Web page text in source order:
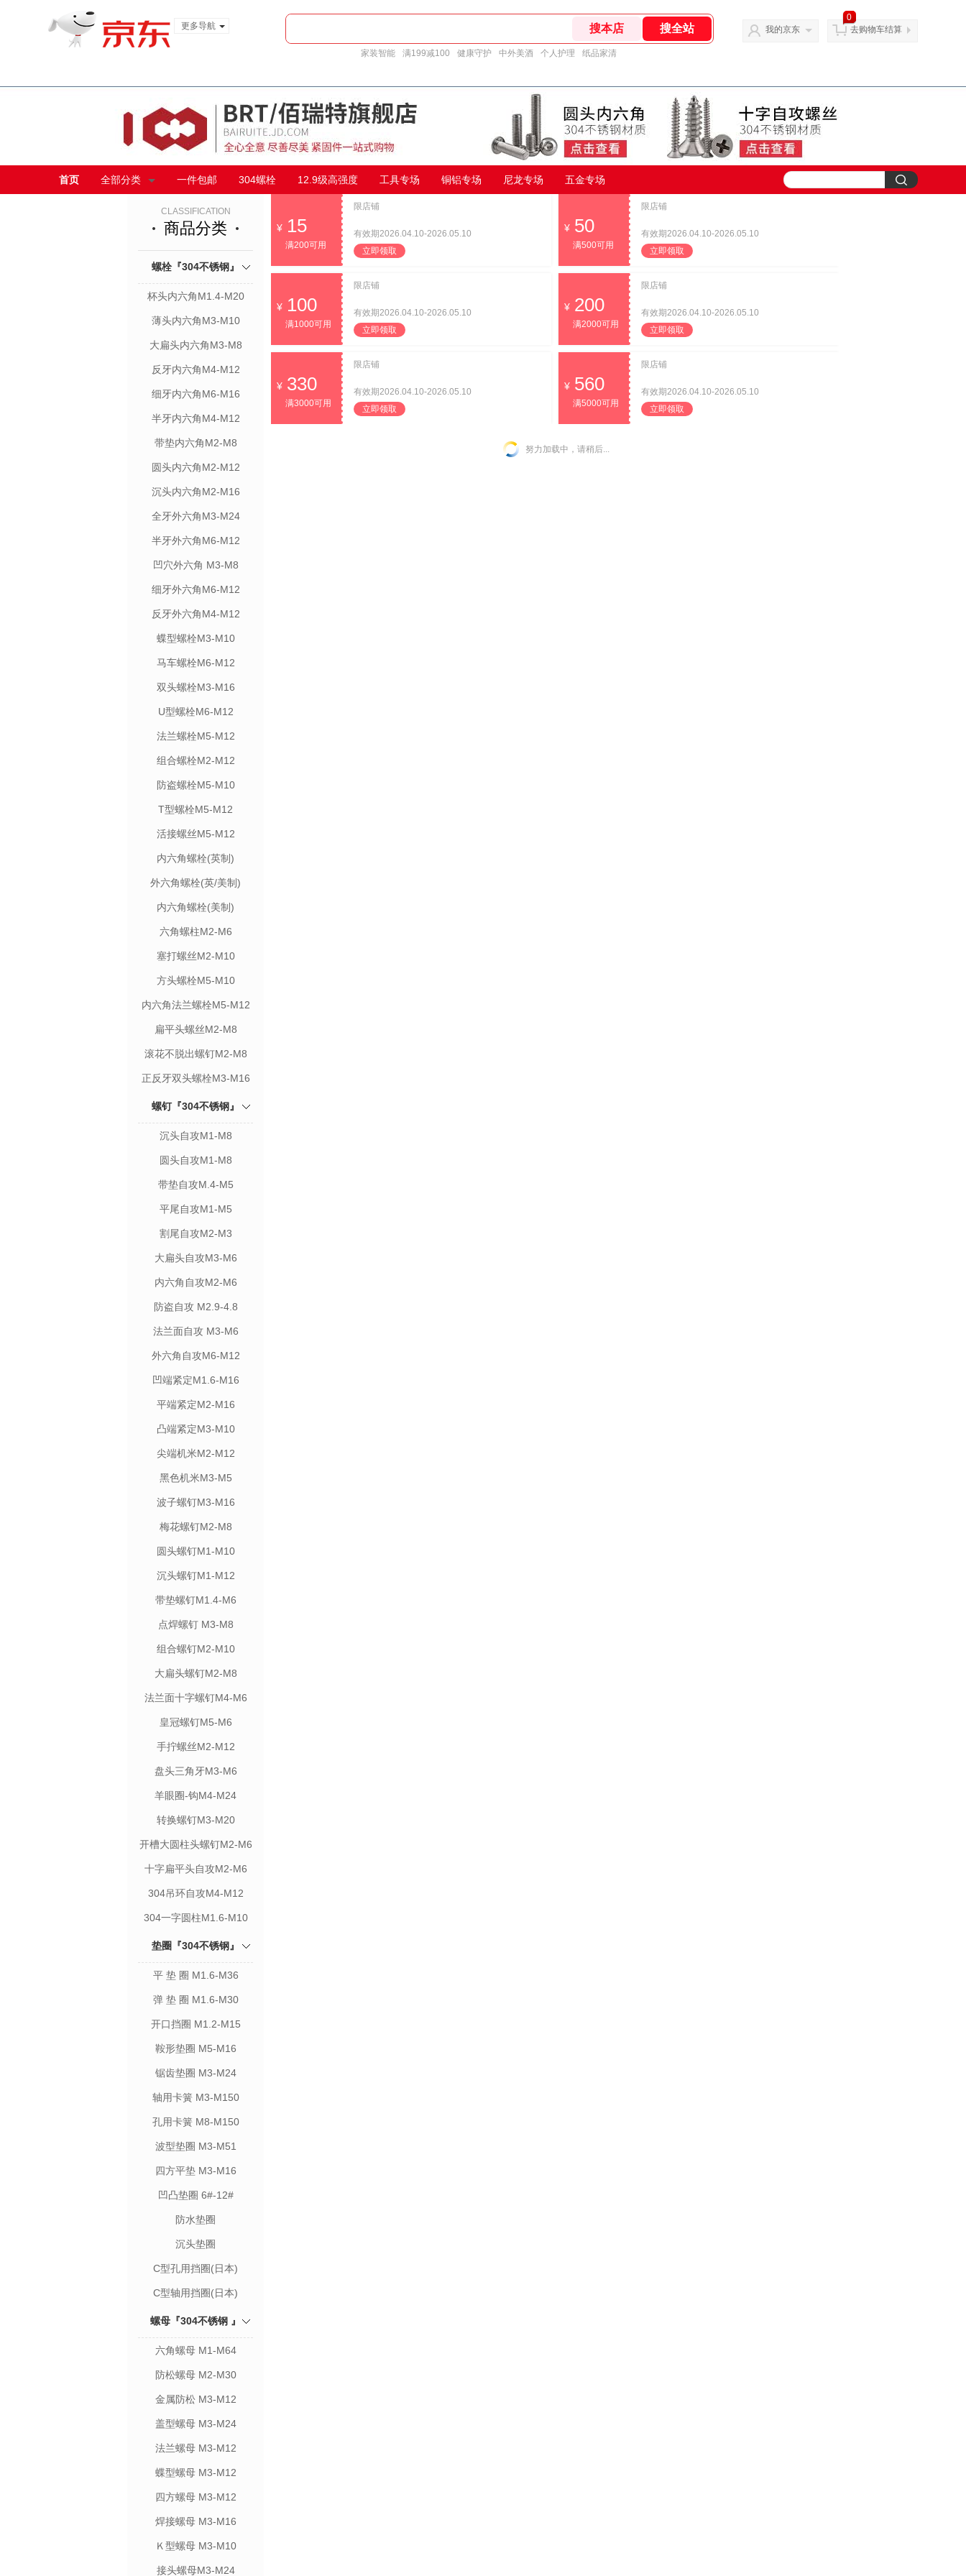
更多导航
家装智能 满199减100 健康守护 中外美酒 个人护理 纸品家清
我的京东
0
去购物车结算
首页 全部分类 一件包邮 304螺栓 12.9级高强度 工具专场 铜铝专场 尼龙专场 五金专场
CLASSIFICATION
商品分类
螺栓『304不锈钢』
杯头内六角M1.4-M20
薄头内六角M3-M10
大扁头内六角M3-M8
反牙内六角M4-M12
细牙内六角M6-M16
半牙内六角M4-M12
带垫内六角M2-M8
圆头内六角M2-M12
沉头内六角M2-M16
全牙外六角M3-M24
半牙外六角M6-M12
凹穴外六角 M3-M8
细牙外六角M6-M12
反牙外六角M4-M12
蝶型螺栓M3-M10
马车螺栓M6-M12
双头螺栓M3-M16
U型螺栓M6-M12
法兰螺栓M5-M12
组合螺栓M2-M12
防盗螺栓M5-M10
T型螺栓M5-M12
活接螺丝M5-M12
内六角螺栓(英制)
外六角螺栓(英/美制)
内六角螺栓(美制)
六角螺柱M2-M6
塞打螺丝M2-M10
方头螺栓M5-M10
内六角法兰螺栓M5-M12
扁平头螺丝M2-M8
滚花不脱出螺钉M2-M8
正反牙双头螺栓M3-M16
螺钉『304不锈钢』
沉头自攻M1-M8
圆头自攻M1-M8
带垫自攻M.4-M5
平尾自攻M1-M5
割尾自攻M2-M3
大扁头自攻M3-M6
内六角自攻M2-M6
防盗自攻 M2.9-4.8
法兰面自攻 M3-M6
外六角自攻M6-M12
凹端紧定M1.6-M16
平端紧定M2-M16
凸端紧定M3-M10
尖端机米M2-M12
黑色机米M3-M5
波子螺钉M3-M16
梅花螺钉M2-M8
圆头螺钉M1-M10
沉头螺钉M1-M12
带垫螺钉M1.4-M6
点焊螺钉 M3-M8
组合螺钉M2-M10
大扁头螺钉M2-M8
法兰面十字螺钉M4-M6
皇冠螺钉M5-M6
手拧螺丝M2-M12
盘头三角牙M3-M6
羊眼圈-钩M4-M24
转换螺钉M3-M20
开槽大圆柱头螺钉M2-M6
十字扁平头自攻M2-M6
304吊环自攻M4-M12
304一字圆柱M1.6-M10
垫圈『304不锈钢』
平 垫 圈 M1.6-M36
弹 垫 圈 M1.6-M30
开口挡圈 M1.2-M15
鞍形垫圈 M5-M16
锯齿垫圈 M3-M24
轴用卡簧 M3-M150
孔用卡簧 M8-M150
波型垫圈 M3-M51
四方平垫 M3-M16
凹凸垫圈 6#-12#
防水垫圈
沉头垫圈
C型孔用挡圈(日本)
C型轴用挡圈(日本)
螺母『304不锈钢 』
六角螺母 M1-M64
防松螺母 M2-M30
金属防松 M3-M12
盖型螺母 M3-M24
法兰螺母 M3-M12
蝶型螺母 M3-M12
四方螺母 M3-M12
焊接螺母 M3-M16
Ｋ型螺母 M3-M10
接头螺母M3-M24
15
满200可用
限店铺
有效期2026.04.10-2026.05.10
立即领取
50
满500可用
限店铺
有效期2026.04.10-2026.05.10
立即领取
100
满1000可用
限店铺
有效期2026.04.10-2026.05.10
立即领取
200
满2000可用
限店铺
有效期2026.04.10-2026.05.10
立即领取
330
满3000可用
限店铺
有效期2026.04.10-2026.05.10
立即领取
560
满5000可用
限店铺
有效期2026.04.10-2026.05.10
立即领取
努力加载中，请稍后...